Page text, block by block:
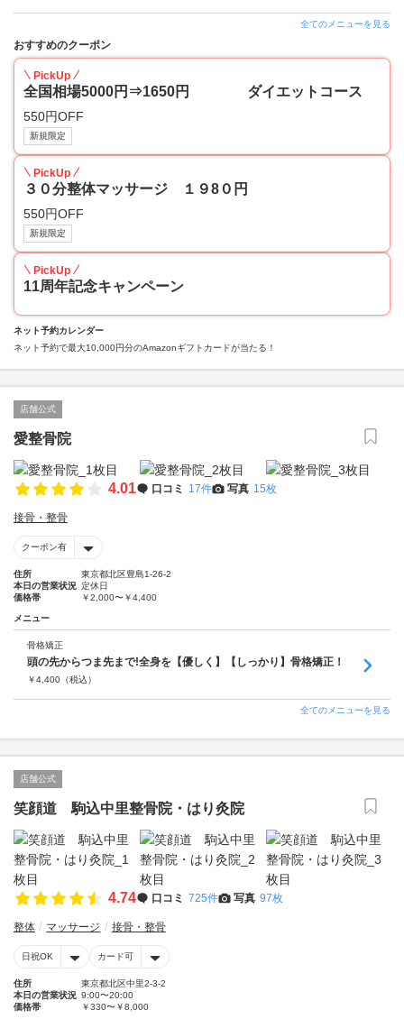
全てのメニューを見る
おすすめのクーポン
PickUp
全国相場5000円⇒1650円 ダイエットコース
550円OFF
新規限定
PickUp
３０分整体マッサージ １９8０円
550円OFF
新規限定
PickUp
11周年記念キャンペーン
ネット予約カレンダー
ネット予約で最大10,000円分のAmazonギフトカードが当たる！
店舗公式
愛整骨院
4.01 口コミ 17件 写真 15枚
接骨・整骨
クーポン有
住所
東京都北区豊島1-26-2
本日の営業状況 定休日
価格帯
￥2,000〜￥4,400
メニュー
骨格矯正
頭の先からつま先まで!全身を【優しく】【しっかり】骨格矯正！
￥4,400 （税込）
全てのメニューを見る
店舗公式
笑顔道 駒込中里整骨院・はり灸院
4.74 口コミ 725件 写真 97枚
整体 マッサージ 接骨・整骨
日祝OK カード可
住所
東京都北区中里2-3-2
本日の営業状況 9:00〜20:00
価格帯
￥330〜￥8,000